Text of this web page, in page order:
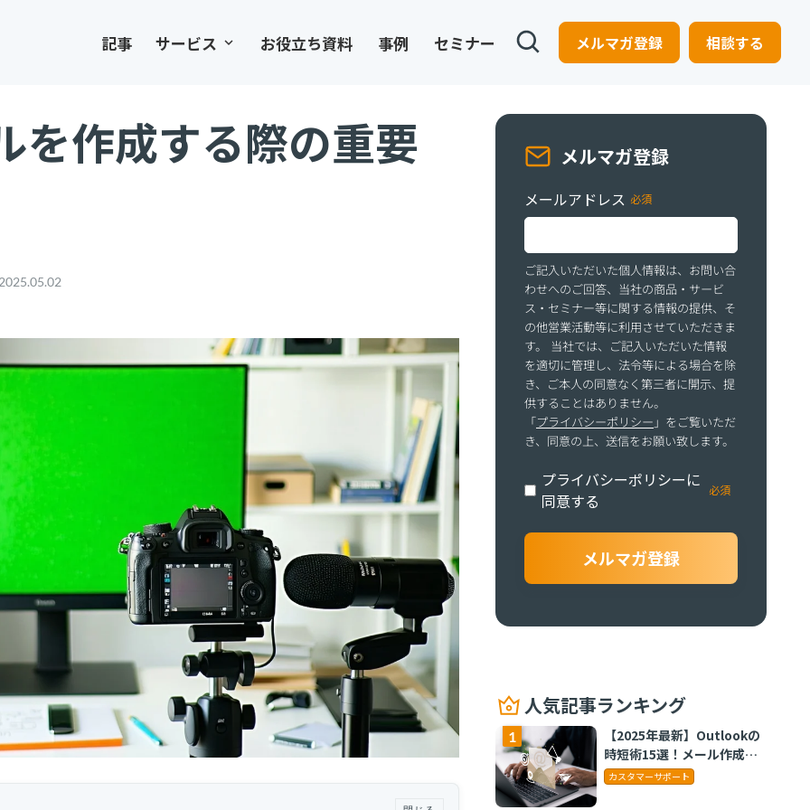
記事 サービス keyboard_arrow_down お役立ち資料 事例 セミナー メルマガ登録 相談する
を作成する際の重要 メルマガ登録
メールアドレス
ご記入いただいた個人情報は、お問い合
わせへのご回答、当社の商品・サービ
ス・セミナー等に関する情報の提供、そ
の他営業活動等に利用させていただきま
す。 当社では、ご記入いただいた情報
を適切に管理し、法令等による場合を除
き、ご本人の同意なく第三者に開示、提
供することはありません。
「プライバシーポリシー 」をご覧いただ
き、同意の上、送信をお願い致します。
プライバシーポリシーに
同意する
人気記事ランキング
【2025年最新】Outlookの
時短術15選！メール作成や
タスク管理のテクニックを
カスタマーサポート